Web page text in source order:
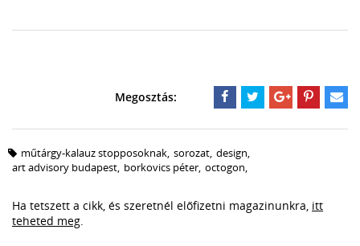
műtárgy-kalauz stopposoknak, sorozat, design,
art advisory budapest, borkovics péter, octogon,
Ha tetszett a cikk, és szeretnél előfizetni magazinunkra, itt
teheted meg